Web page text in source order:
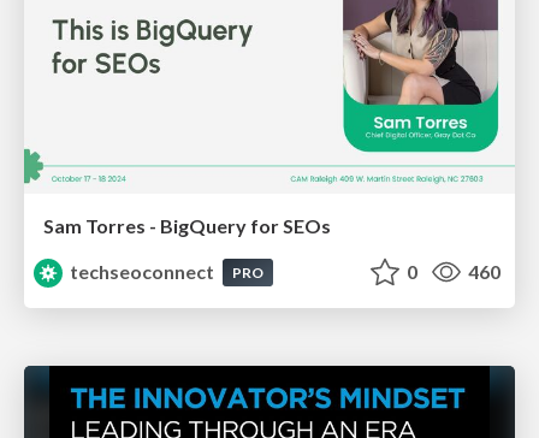
Sam Torres - BigQuery for SEOs
techseoconnect
PRO 0 460